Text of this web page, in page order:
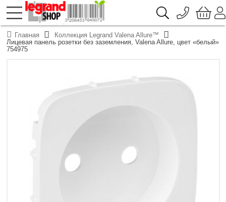
О компании
Доставка
Каталоги продукции Legrand
096 776-72-46
044 390-66-40
093 332-67-53
Главная
Коллекция Legrand Valena Allure™
Лицевая панель розетки без заземления, Valena Allure, цвет «белый»
754975